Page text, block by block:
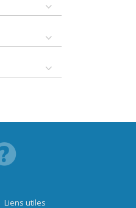
Liens utiles